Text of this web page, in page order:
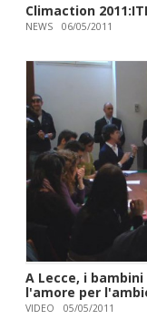
Climaction
NEWS 06/05/2011
A Lecce, i
l'amore per
VIDEO 05/05/2011